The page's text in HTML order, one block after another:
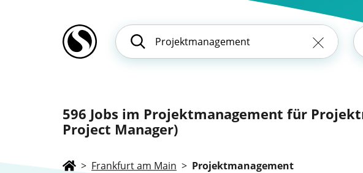
596 Jobs im Projektmanagement für
Project Manager)
> Frankfurt am Main > Projektmanagement